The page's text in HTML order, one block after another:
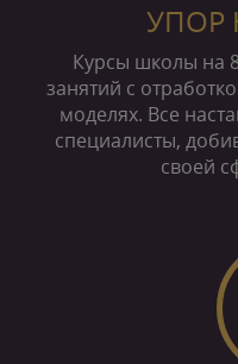
УПОР
Курсы школы на
занятий с
моделях. Все
специалисты,
своей